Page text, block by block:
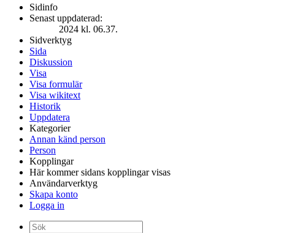
Sidinfo
Senast uppdaterad:
2024 kl. 06.37.
Sidverktyg
Sida
Diskussion
Visa
Visa formulär
Visa wikitext
Historik
Uppdatera
Kategorier
Annan känd person
Person
Kopplingar
Här kommer sidans kopplingar visas
Användarverktyg
Skapa konto
Logga in